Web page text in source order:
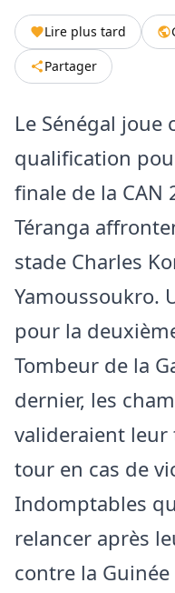
Lire plus tard
Partager
Le Sénégal joue
qualification
finale de la CAN
Téranga
stade Charles
Yamoussoukro.
pour la
Tombeur de la
dernier, les
valideraient leur
tour en cas de
Indomptables
relancer après
contre la Guinée